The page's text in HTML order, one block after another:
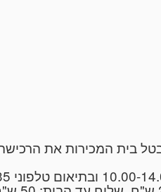
מעבר למועד שנקבע, יבטל בית